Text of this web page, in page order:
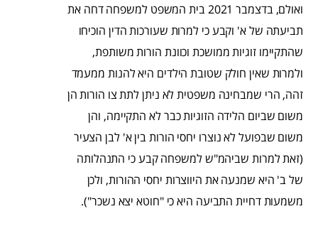
ואולם, בדצמבר 2021 בית המשפט למשפחה דחה את
תביעתה של א' וקבע כי למרות שעורכות הדין הוכיחו
שהתקיימו זוגיות ממושכת וכוונת הורות משותפת,
ולמרות שאין חולק שטובת הילדים היא להנות ממעמד
זהה, הרי שמבחינה משפטית לא ניתן לתת צו הורות הן
משום שביום הלידה הזוגיות כבר לא התקיימה, והן
משום שבפועל לא נוצרו יחסי הורות בין א' לבן הצעיר
(זאת למרות שביהמ"ש למשפחה קבע כי התנהלותה
של ב' היא שמנעה את היווצרות יחסי ההורות, ולכן
משמעות דחיית התביעה היא כי "חוטא יצא נשכר").